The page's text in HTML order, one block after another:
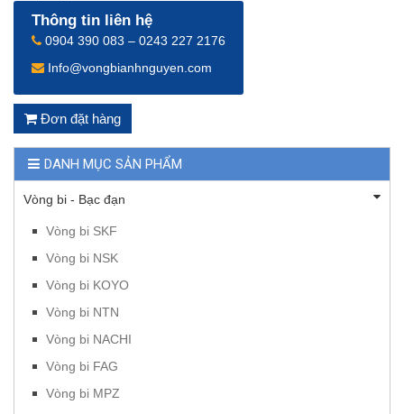
Thông tin liên hệ
0904 390 083 – 0243 227 2176
Info@vongbianhnguyen.com
Đơn đặt hàng
DANH MỤC SẢN PHẨM
Vòng bi - Bạc đạn
Vòng bi SKF
Vòng bi NSK
Vòng bi KOYO
Vòng bi NTN
Vòng bi NACHI
Vòng bi FAG
Vòng bi MPZ